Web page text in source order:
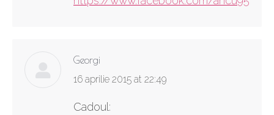
Georgi
says:
16 aprilie 2015 at 22:49
Cadoul: